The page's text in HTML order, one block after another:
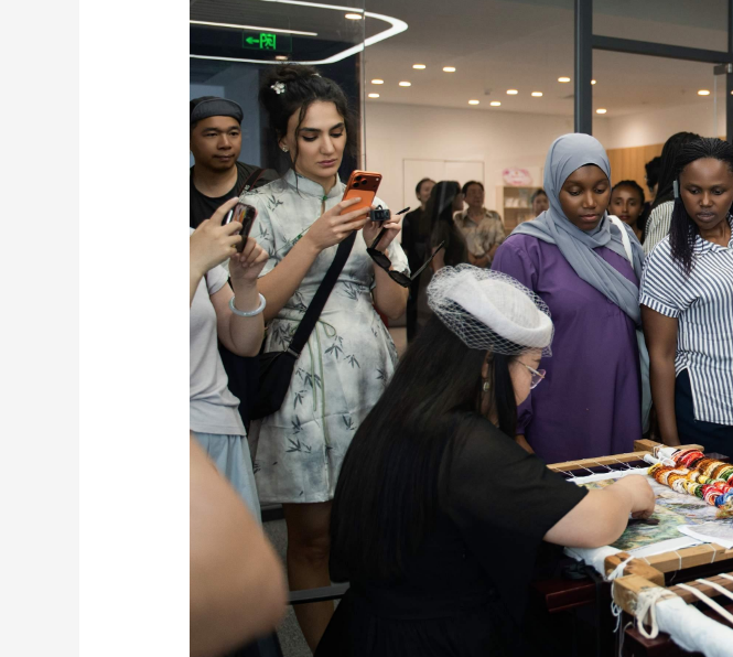
CCTV奥林匹克频道 生活体育大会
教育 乡村振兴 生态环境 一带一路 文化 旅游
大国展会 大国保险 云顶对话 云起 超级工厂
CCTV.节目官网 直播 节目单 栏目 片库 热播榜 总台企业白名单